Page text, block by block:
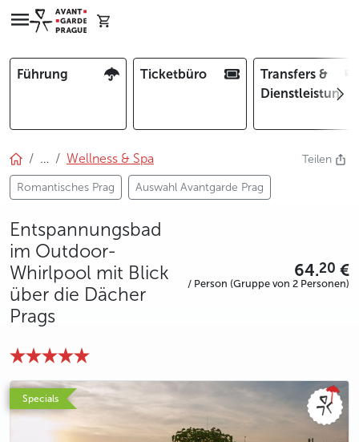
Führung Ticketbüro
Transfers &
… Wellness & Spa
Romantisches Prag Auswahl Avantgarde Prag
Teilen
Entspannungsbad
im Outdoor-
Whirlpool mit Blick
über die Dächer
Prags
64.20 €
/ Person (Gruppe von 2 Personen)
Specials
photo 5
photo 6
photo 7
photo 8
photo 9
photo 10
photo 11